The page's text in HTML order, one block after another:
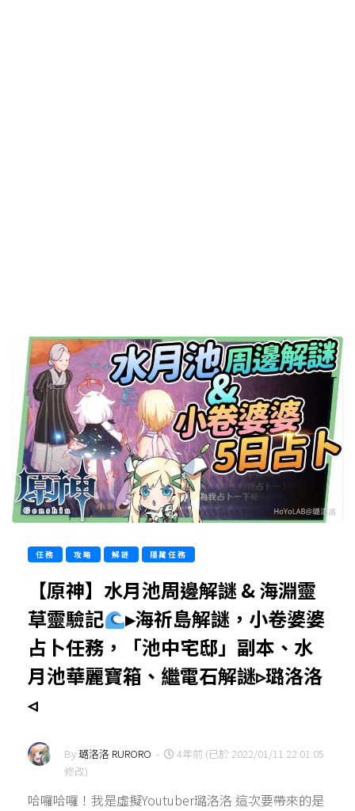
任務 攻略 解謎 隱藏任務
【原神】水月池周邊解謎 & 海淵靈
草靈驗記
▸海祈島解謎，小卷婆婆
占卜任務，「池中宅邸」副本、水
月池華麗寶箱、繼電石解謎▹璐洛洛
◃
By璐洛洛 RURORO -
4年前 (已於 2022/01/11 22:01:05
修改)
哈囉哈囉！我是虛擬Youtuber璐洛洛 這次要帶來的是